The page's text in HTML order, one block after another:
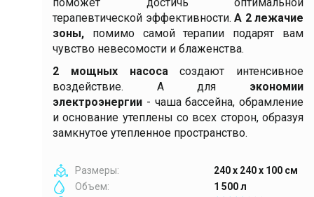
терапевтической эффективности. А 2 лежачие
зоны, помимо самой терапии подарят вам
чувство невесомости и блаженства.
2 мощных насосасоздают интенсивное
воздействие. А для экономии
электроэнергии - чаша бассейна, обрамление
и основание утеплены со всех сторон, образуя
замкнутое утепленное пространство.
Размеры:
240 x 240 х 100 см
Объем:
1 500 л